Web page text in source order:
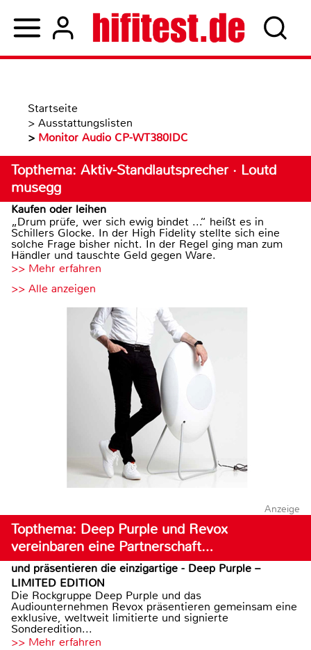
Startseite
> Ausstattungslisten
> Monitor Audio CP-WT380IDC
Topthema: Aktiv-Standlautsprecher · Loutd
musegg
Kaufen oder leihen
„Drum prüfe, wer sich ewig bindet ...“ heißt es in
Schillers Glocke. In der High Fidelity stellte sich eine
solche Frage bisher nicht. In der Regel ging man zum
Händler und tauschte Geld gegen Ware.
>> Mehr erfahren
>> Alle anzeigen
Anzeige
Topthema: Deep Purple und Revox
vereinbaren eine Partnerschaft…
und präsentieren die einzigartige - Deep Purple –
LIMITED EDITION
Die Rockgruppe Deep Purple und das
Audiounternehmen Revox präsentieren gemeinsam eine
exklusive, weltweit limitierte und signierte
Sonderedition...
>> Mehr erfahren